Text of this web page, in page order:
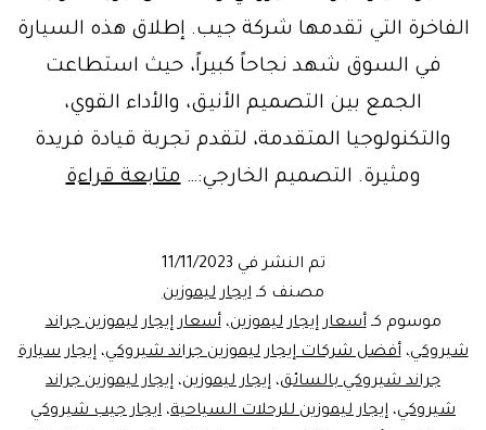
الفاخرة التي تقدمها شركة جيب. إطلاق هذه السيارة
في السوق شهد نجاحاً كبيراً، حيث استطاعت
الجمع بين التصميم الأنيق، والأداء القوي،
والتكنولوجيا المتقدمة، لتقدم تجربة قيادة فريدة
ومثيرة. التصميم الخارجي:…متابعة قراءة
تم النشر في 11/11/2023
مصنف كـايجار ليموزين
موسوم كـأسعار إيجار ليموزين،أسعار إيجار ليموزين جراند
شيروكي،أفضل شركات إيجار ليموزين جراند شيروكي،إيجار سيارة
جراند شيروكي بالسائق، إيجار ليموزين، إيجار ليموزين جراند
شيروكي، إيجار ليموزين للرحلات السياحية، ايجار جيب شيروكي